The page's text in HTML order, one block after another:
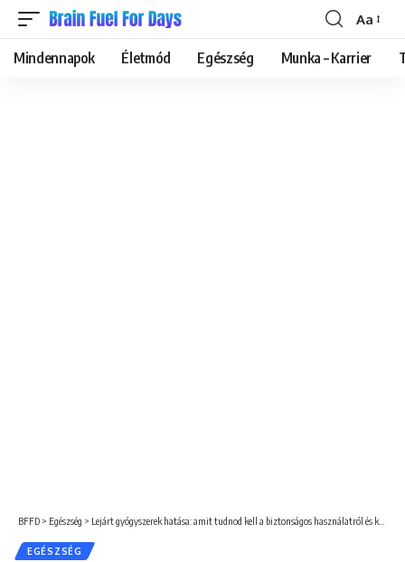
Font
Resizer
Aa
Mindennapok Életmód Egészség Munka – Karrier
BFFD > Egészség > Lejárt gyógyszerek hatása: amit tudnod kell a biztonságos használatról és kockázatokról
EGÉSZSÉG